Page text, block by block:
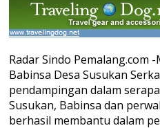
Radar Sindo Pemalang.com
Babinsa Desa Susukan
pendampingan dalam
Susukan, Babinsa dan
berhasil membantu dalam